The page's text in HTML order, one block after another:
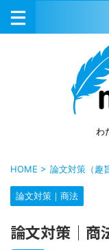
わ
HOME > 論文対策（趣
論文対策｜商法
論文対策｜商